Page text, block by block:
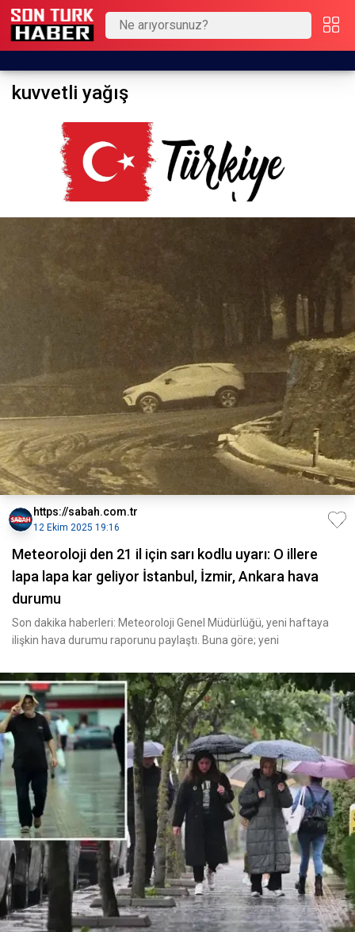
kuvvetli yağış
https://sabah.com.tr
12 Ekim 2025 19:16
Meteoroloji den 21 il için sarı kodlu uyarı: O illere
lapa lapa kar geliyor İstanbul, İzmir, Ankara hava
durumu
Son dakika haberleri: Meteoroloji Genel Müdürlüğü, yeni haftaya
ilişkin hava durumu raporunu paylaştı. Buna göre; yeni